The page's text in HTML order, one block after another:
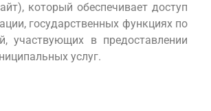
который обеспечивает доступ
государственных функциях по
участвующих в предоставлении
услуг.